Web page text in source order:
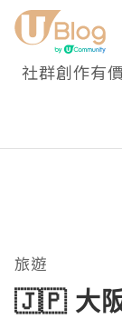
社群創作有
旅遊
🇯🇵 大阪